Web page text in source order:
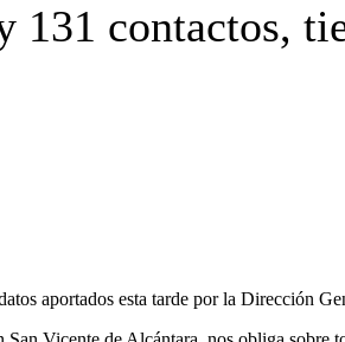
contactos,
aportados esta tarde por la Dirección